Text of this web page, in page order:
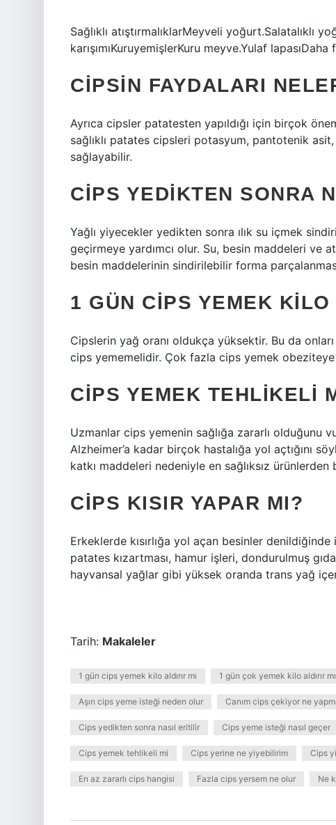
Sağlıklı atıştırmalıklarMeyveli yoğurt.Salatalıklı
karışımıKuruyemişlerKuru meyve.Yulaf
CIPSIN FAYDALARI
Ayrıca cipsler patatesten yapıldığı için birçok
sağlıklı patates cipsleri potasyum, pantotenik
sağlayabilir.
CIPS YEDIKTEN SONRA
Yağlı yiyecekler yedikten sonra ılık su içmek
geçirmeye yardımcı olur. Su, besin maddeleri ve
besin maddelerinin sindirilebilir forma
1 GÜN CIPS YEMEK
Cipslerin yağ oranı oldukça yüksektir. Bu da
cips yememelidir. Çok fazla cips yemek
CIPS YEMEK TEHLIKELI
Uzmanlar cips yemenin sağlığa zararlı olduğunu
Alzheimer’a kadar birçok hastalığa yol açtığını
katkı maddeleri nedeniyle en sağlıksız ürünlerden
CIPS KISIR YAPAR MI?
Erkeklerde kısırlığa yol açan besinler denildiğinde
patates kızartması, hamur işleri, dondurulmuş
hayvansal yağlar gibi yüksek oranda trans yağ
Tarih: Makaleler
1 gün cips yemek kilo aldırır mı 1 gün çok yemek kilo aldırır mı
Aşırı cips yeme isteği neden olur Canım cips çekiyor ne
Cips yedikten sonra nasıl eritilir Cips yeme isteği nasıl geçer
Cips yemek tehlikeli mi Cips yerine ne yiyebilirim Cips
En az zararlı cips hangisi Fazla cips yersem ne olur Ne